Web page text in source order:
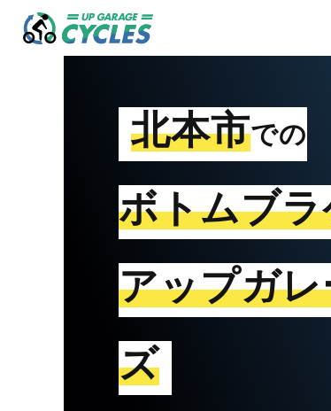
北本市での
ボトムブ
アップガ
ズ